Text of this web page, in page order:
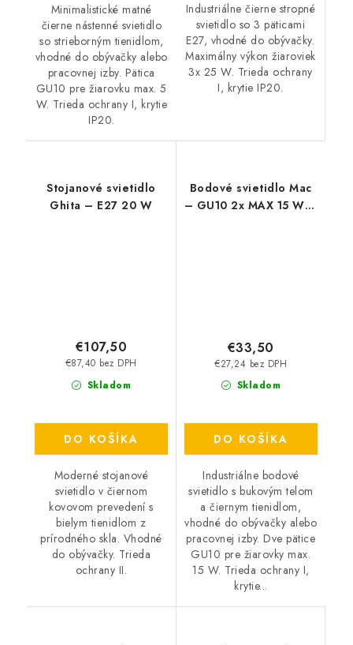
Minimalistické matné
čierne nástenné svietidlo
so strieborným tienidlom,
vhodné do obývačky alebo
pracovnej izby. Pätica
GU10 pre žiarovku max. 5
W. Trieda ochrany I, krytie
IP20.
Industriálne čierne stropné
svietidlo so 3 päticami
E27, vhodné do obývačky.
Maximálny výkon žiaroviek
3x 25 W. Trieda ochrany
I, krytie IP20.
Stojanové svietidlo
Ghita – E27 20 W
Skladom
€87,40 bez DPH
€107,50
DO KOŠÍKA
Moderné stojanové
svietidlo v čiernom
kovovom prevedení s
bielym tienidlom z
prírodného skla. Vhodné
do obývačky. Trieda
ochrany II.
Bodové svietidlo Mac
– GU10 2x MAX 15 W –
Skladom
€27,24 bez DPH
€33,50
DO KOŠÍKA
Industriálne bodové
svietidlo s bukovým telom
a čiernym tienidlom,
vhodné do obývačky alebo
pracovnej izby. Dve pätice
GU10 pre žiarovky max.
15 W. Trieda ochrany I,
krytie...